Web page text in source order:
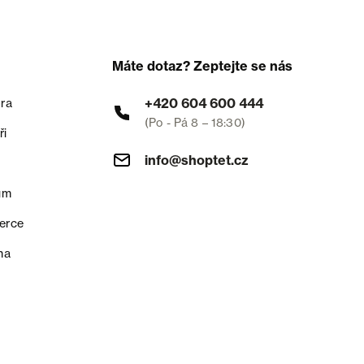
Máte dotaz? Zeptejte se nás
+420 604 600 444
(Po - Pá 8 – 18:30)
info@shoptet.cz